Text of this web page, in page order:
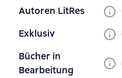
Autoren LitRes
Exklusiv
Bücher in
Bearbeitung